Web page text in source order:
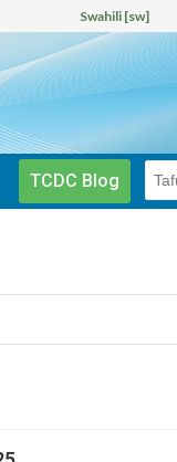
Swahili [sw]
TCDC Blog